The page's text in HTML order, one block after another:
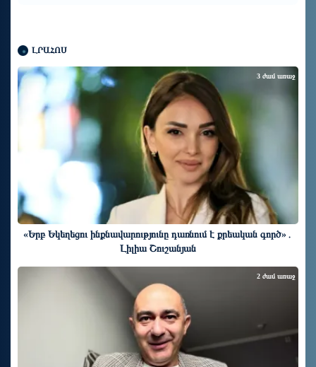
ԼՐԱՀՈՍ
«Երբ Եկեղեցու ինքնավարությունը դառնում է քրեական գործ»․
Լիլիա Շուշանյան
3 ժամ առաջ
2 ժամ առաջ